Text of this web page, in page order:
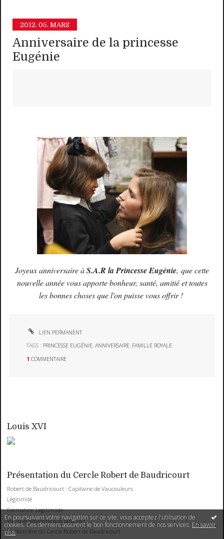
En poursuivant votre navigation sur ce site, vous acceptez l'utilisation de
cookies. Ces derniers assurent le bon fonctionnement de nos services. En savoir
plus.
Louis XVI
Présentation du Cercle Robert de Baudricourt
Robert de Baudricourt : Capitaine de Vaucouleurs
Légitimité
Formation Légitimiste
Va, va et advienne que pourra !
La Bannière du Cercle Robert de Baudricourt
2012. 05. MARS
Anniversaire de la princesse
Eugénie
Joyeux anniversaire àS.A.R la Princesse Eugénie, que cette
nouvelle année vous apporte bonheur, santé, amitié et toutes
les bonnes choses que l'on puisse vous offrir !
LIEN PERMANENT
TAGS : PRINCESSE EUGÉNIE,ANNIVERSAIRE, FAMILLE ROYALE
1 COMMENTAIRE